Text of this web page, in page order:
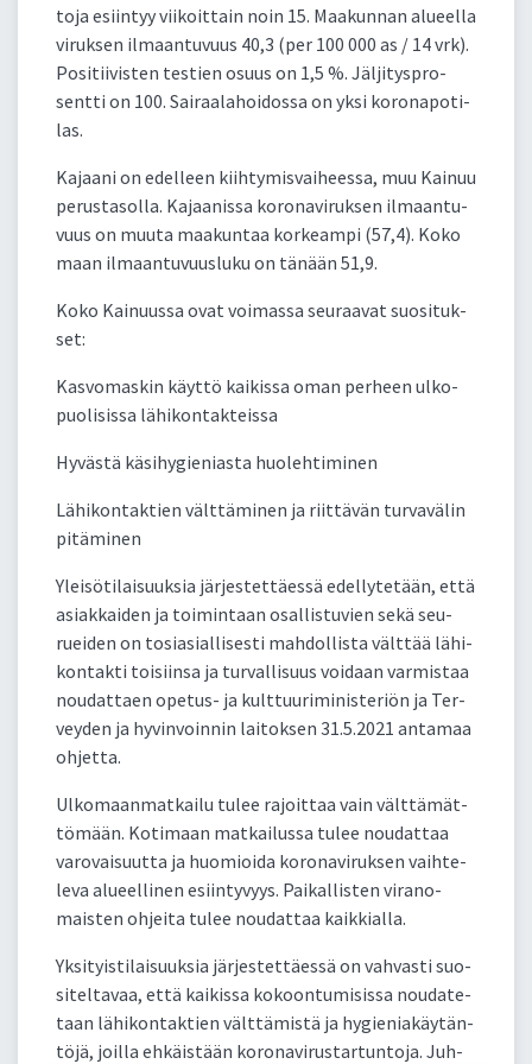
to­ja esiin­tyy vii­koit­tain noin 15. Maa­kun­nan alueel­la
vi­ruk­sen il­maan­tu­vuus 40,3 (per 100 000 as / 14 vrk).
Po­si­tii­vis­ten tes­tien osuus on 1,5 %. Jäl­ji­tysp­ro­
sent­ti on 100. Sai­raa­la­hoi­dos­sa on yk­si ko­ro­na­po­ti­
las.
Ka­jaa­ni on edel­leen kiih­ty­mis­vai­hees­sa, muu Kai­nuu
pe­rus­ta­sol­la. Ka­jaa­nis­sa ko­ro­na­vi­ruk­sen il­maan­tu­
vuus on muu­ta maa­kun­taa kor­keam­pi (57,4). Ko­ko
maan il­maan­tu­vuus­lu­ku on tä­nään 51,9.
Ko­ko Kai­nuus­sa ovat voi­mas­sa seu­raa­vat suo­si­tuk­
set:
Kas­vo­mas­kin käyt­tö kai­kis­sa oman per­heen ul­ko­
puo­li­sis­sa lä­hi­kon­tak­teis­sa
Hy­väs­tä kä­si­hy­gie­nias­ta huo­leh­ti­mi­nen
Lä­hi­kon­tak­tien vält­tä­mi­nen ja riit­tä­vän tur­va­vä­lin
pi­tä­mi­nen
Ylei­sö­ti­lai­suuk­sia jär­jes­tet­täes­sä edel­ly­te­tään, et­tä
asiak­kai­den ja toi­min­taan osal­lis­tu­vien se­kä seu­
ruei­den on to­sia­sial­li­ses­ti mah­dol­lis­ta vält­tää lä­hi­
kon­tak­ti toi­siin­sa ja tur­val­li­suus voi­daan var­mis­taa
nou­dat­taen ope­tus- ja kult­tuu­ri­mi­nis­te­riön ja Ter­
vey­den ja hy­vin­voin­nin lai­tok­sen 31.5.2021 an­ta­maa
oh­jet­ta.
Ul­ko­maan­mat­kai­lu tu­lee ra­joit­taa vain vält­tä­mät­
tö­mään. Ko­ti­maan mat­kai­lus­sa tu­lee nou­dat­taa
va­ro­vai­suut­ta ja huo­mioi­da ko­ro­na­vi­ruk­sen vaih­te­
le­va alueel­li­nen esiin­ty­vyys. Pai­kal­lis­ten vi­ra­no­
mais­ten oh­jei­ta tu­lee nou­dat­taa kaik­kial­la.
Yk­si­tyis­ti­lai­suuk­sia jär­jes­tet­täes­sä on vah­vas­ti suo­
si­tel­ta­vaa, et­tä kai­kis­sa ko­koon­tu­mi­sis­sa nou­da­te­
taan lä­hi­kon­tak­tien vält­tä­mis­tä ja hy­gie­nia­käy­tän­
tö­jä, joil­la eh­käis­tään ko­ro­na­vi­rus­tar­tun­to­ja. Juh­